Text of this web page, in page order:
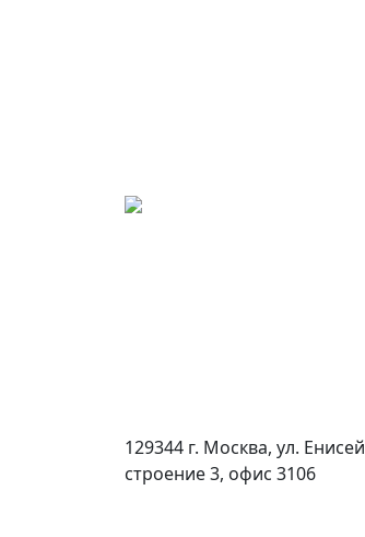
129344 г. Москва, ул.
строение 3, офис 3106